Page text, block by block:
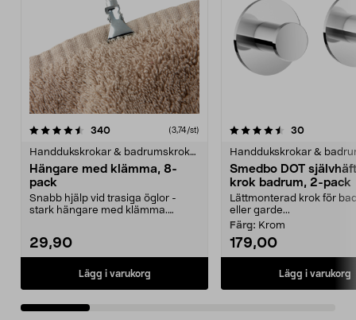
340recensioner (3,74/st)
Handdukskrokar & badrumskrokar
Hängare med klämma, 8-
pack
Snabb hjälp vid trasiga öglor -
stark hängare med klämma.
29,90
Lägg i varukorg
4.5 av 5 stjärnor 30
Smedbo DOT
krok badrum, 2-pack
Lättmonterad krok för
eller garde...
Färg: Krom
179,00
Lägg i varukorg
4.0 av 5 stjärnor